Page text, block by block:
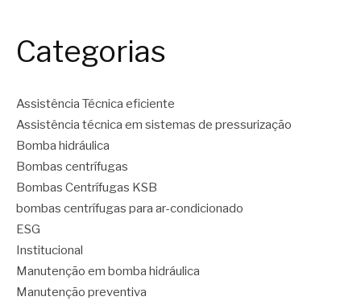
Categorias
Assistência Técnica eficiente
Assistência técnica em sistemas de pressurização
Bomba hidráulica
Bombas centrífugas
Bombas Centrífugas KSB
bombas centrífugas para ar-condicionado
ESG
Institucional
Manutenção em bomba hidráulica
Manutenção preventiva